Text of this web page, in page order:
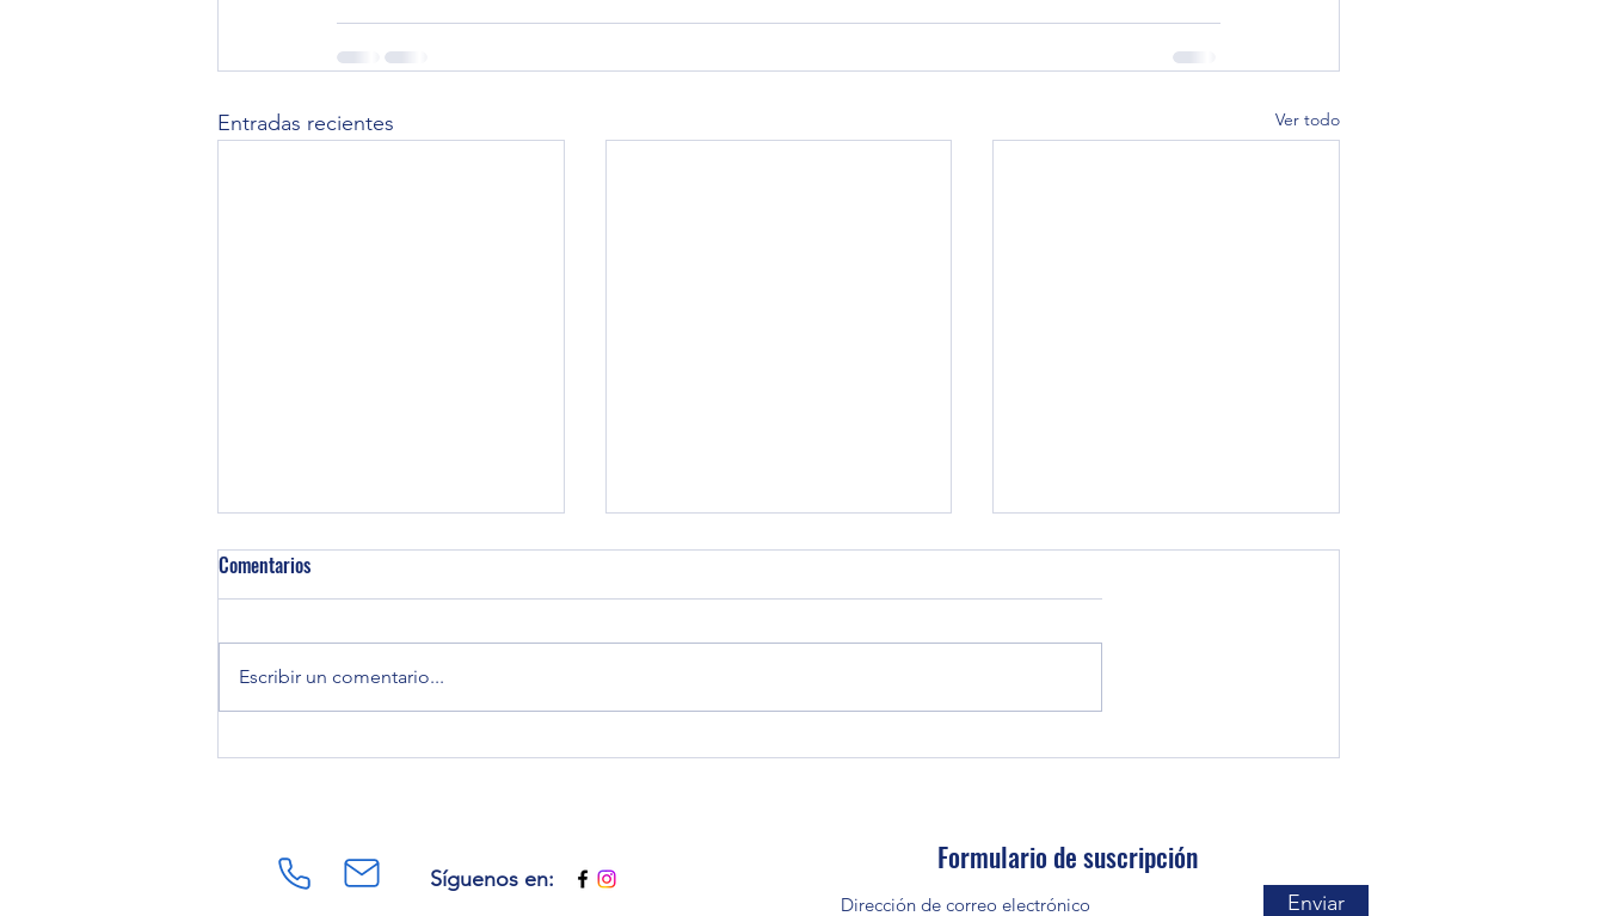
Entradas recientes Ver todo
CUIDANDO TU DINERO
LA IMPORTANCIA DE UN
Comentarios
Escribir un comentario...
Síguenos en:
Formulario de suscripción
Enviar